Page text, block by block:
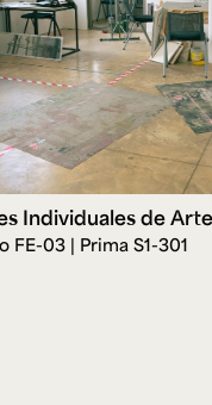
Individuales de
FE-03 | Prima S1-301